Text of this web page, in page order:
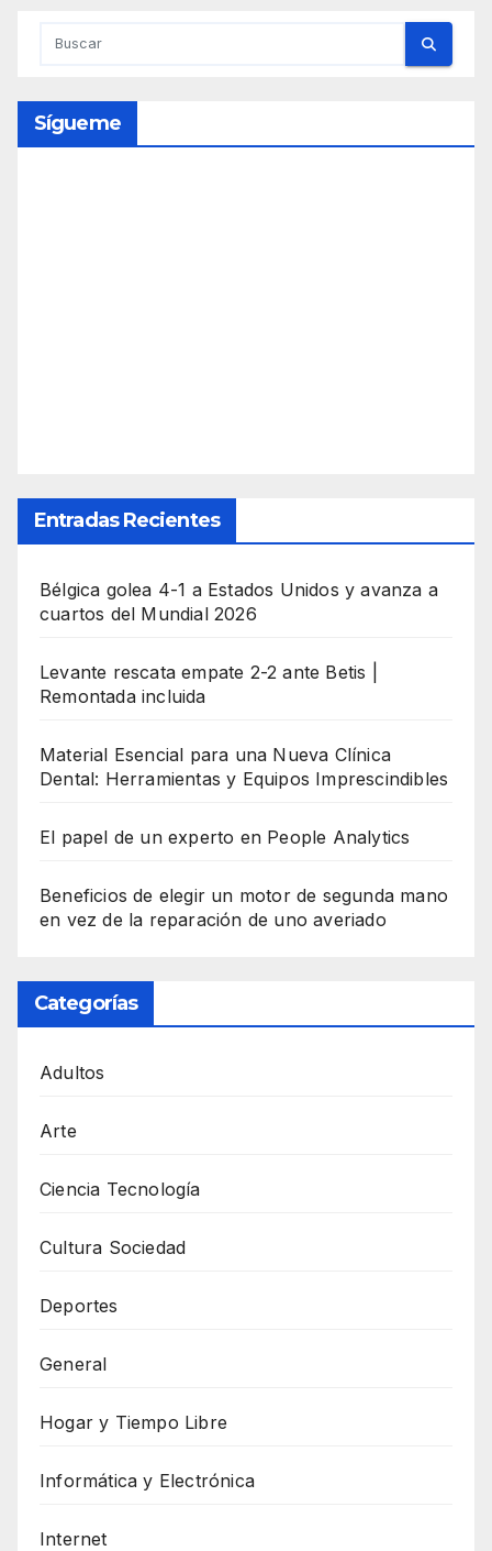
Sígueme
Entradas Recientes
Bélgica golea 4-1 a Estados Unidos y avanza a
cuartos del Mundial 2026
Levante rescata empate 2-2 ante Betis |
Remontada incluida
Material Esencial para una Nueva Clínica
Dental: Herramientas y Equipos Imprescindibles
El papel de un experto en People Analytics
Beneficios de elegir un motor de segunda mano
en vez de la reparación de uno averiado
Categorías
Adultos
Arte
Ciencia Tecnología
Cultura Sociedad
Deportes
General
Hogar y Tiempo Libre
Informática y Electrónica
Internet